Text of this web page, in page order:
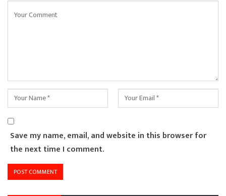
Save my name, email, and website in this browser for
the next time I comment.